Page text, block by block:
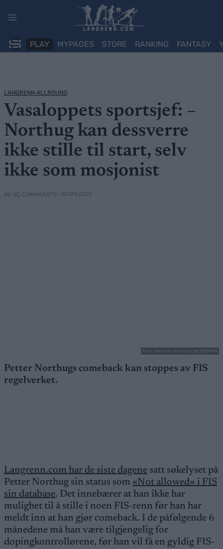
PLAY MYPAGES STORE RANKING FANTASY
LANGRENN ALLROUND
Vasaloppets sportsjef: –
Northug kan dessverre
ikke stille til start, selv
ikke som mosjonist
AV SC COMMUNITY• 30.09.2021
Foto: Jon Olav Nesvold / BILDBYRÅN
Petter Northugs comeback kan stoppes av FIS
regelverket.
Langrenn.com har de siste dagene satt søkelyset på
Petter Northug sin status som «Not allowed» i FIS
sin database. Det innebærer at han ikke har
mulighet til å stille i noen FIS-renn før han har
meldt inn at han gjør comeback. I de påfølgende 6
månedene må han være tilgjengelig for
dopingkontrollørene, før han vil få en gyldig FIS-